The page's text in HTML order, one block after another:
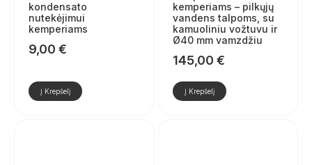
kondensato
nutekėjimui
kemperiams
9,00 €
Į Krepšelį
kemperiams – pilkųjų
vandens talpoms, su
kamuoliniu vožtuvu ir
Ø40 mm vamzdžiu
145,00 €
Į Krepšelį